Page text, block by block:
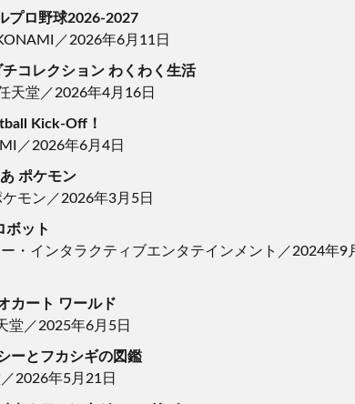
ロ野球2026-2027
／2026年6月11日
コレクション わくわく生活
天堂／2026年4月16日
Kick-Off！
／2026年6月4日
ポケモン
モン／2026年3月5日
ット
・インタラクティブエンタテインメント／2024年9
ート ワールド
堂／2025年6月5日
とフカシギの図鑑
2026年5月21日